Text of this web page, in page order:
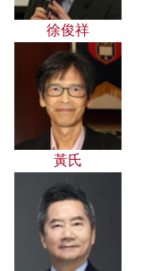
徐俊祥
黃氏